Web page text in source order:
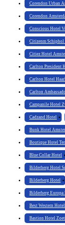
Corendon Urban
Corendon
Conscious Hotel
Citizenm
Citiez Hotel
Carlton President
Carlton Hotel
Carlton
Campanile Hotel
Cadzand Hotel
Bunk Hotel
Boutique Hotel Ter
Blue Collar Hotel
Bilderberg Hotel
Bilderberg Hotel
Bilderberg Europa
Best Western
Bastion Hotel